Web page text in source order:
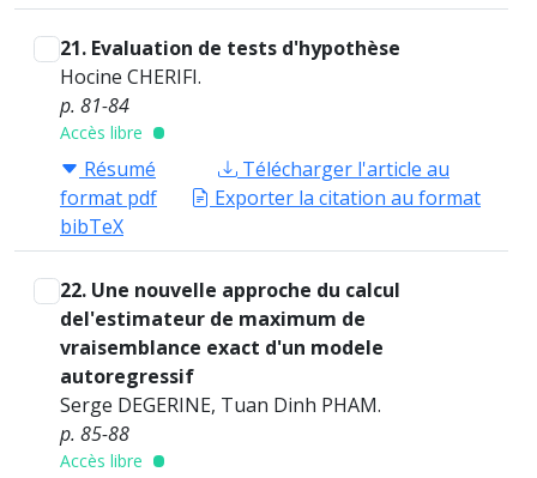
21. Evaluation de tests d'hypothèse
Hocine CHERIFI.
p. 81-84
Accès libre
Résumé
Télécharger l'article au
format pdf
Exporter la citation au format
bibTeX
22. Une nouvelle approche du calcul
del'estimateur de maximum de
vraisemblance exact d'un modele
autoregressif
Serge DEGERINE, Tuan Dinh PHAM.
p. 85-88
Accès libre